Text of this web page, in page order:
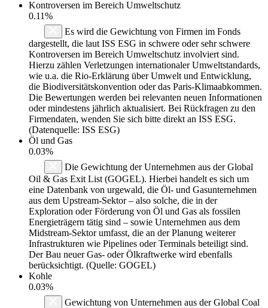
Kontroversen im Bereich Umweltschutz
0.11%
Es wird die Gewichtung von Firmen im Fonds
dargestellt, die laut ISS ESG in schwere oder sehr schwere
Kontroversen im Bereich Umweltschutz involviert sind.
Hierzu zählen Verletzungen internationaler Umweltstandards,
wie u.a. die Rio-Erklärung über Umwelt und Entwicklung,
die Biodiversitätskonvention oder das Paris-Klimaabkommen.
Die Bewertungen werden bei relevanten neuen Informationen
oder mindestens jährlich aktualisiert. Bei Rückfragen zu den
Firmendaten, wenden Sie sich bitte direkt an ISS ESG.
(Datenquelle: ISS ESG)
Öl und Gas
0.03%
Die Gewichtung der Unternehmen aus der Global
Oil & Gas Exit List (GOGEL). Hierbei handelt es sich um
eine Datenbank von urgewald, die Öl- und Gasunternehmen
aus dem Upstream-Sektor – also solche, die in der
Exploration oder Förderung von Öl und Gas als fossilen
Energieträgern tätig sind – sowie Unternehmen aus dem
Midstream-Sektor umfasst, die an der Planung weiterer
Infrastrukturen wie Pipelines oder Terminals beteiligt sind.
Der Bau neuer Gas- oder Ölkraftwerke wird ebenfalls
berücksichtigt. (Quelle: GOGEL)
Kohle
0.03%
Gewichtung von Unternehmen aus der Global Coal